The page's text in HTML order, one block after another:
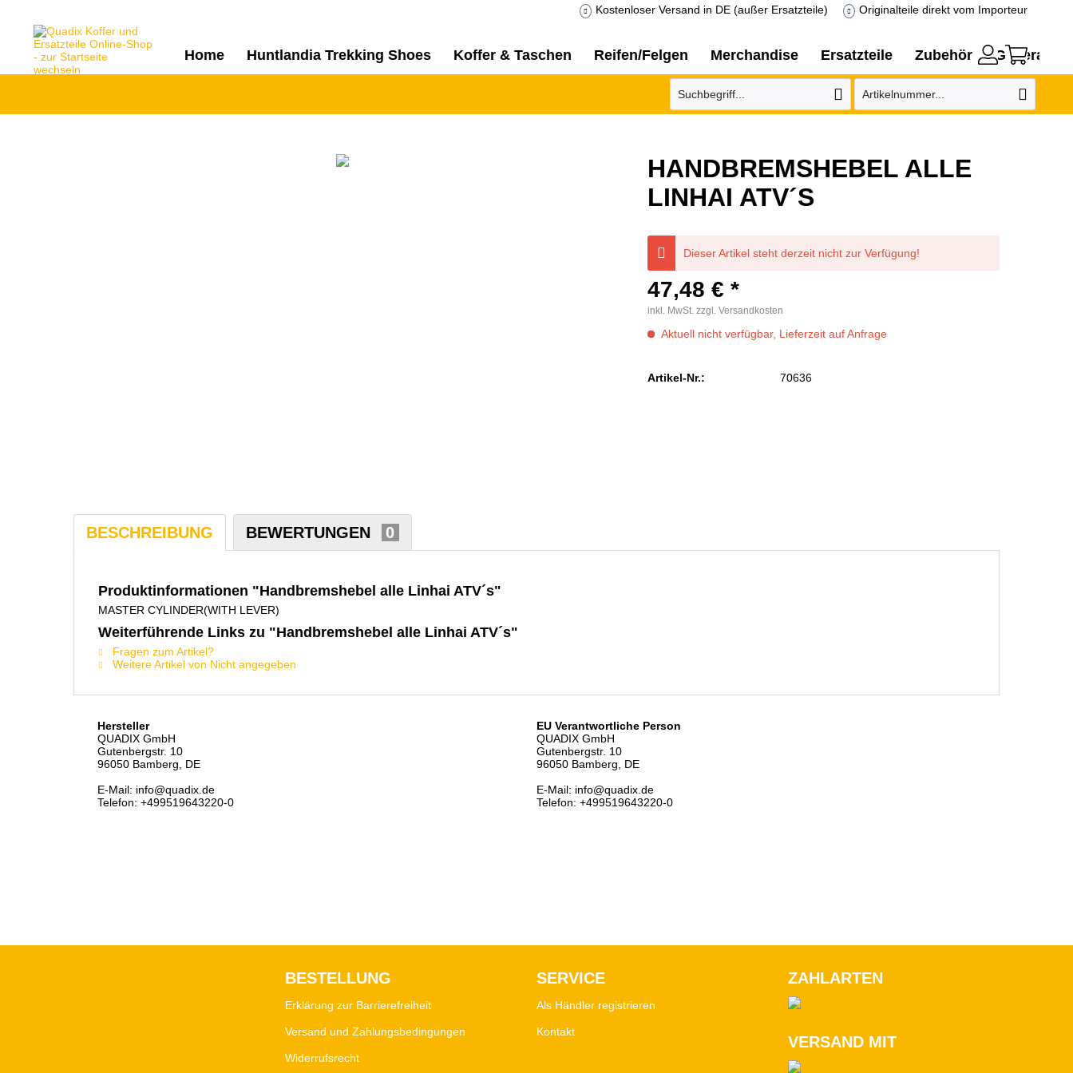
Kostenloser Versand in DE (außer Ersatzteile) Originalteile direkt vom Importeur
Home Huntlandia Trekking Shoes Koffer & Taschen Reifen/Felgen Merchandise Ersatzteile Zubehör
HANDBREMSHEBEL ALLE
LINHAI ATV´S
Dieser Artikel steht derzeit nicht zur Verfügung!
47,48 € *
inkl. MwSt.zzgl. Versandkosten
Aktuell nicht verfügbar, Lieferzeit auf Anfrage
Artikel-Nr.: 70636
BESCHREIBUNG BEWERTUNGEN 0
Produktinformationen "Handbremshebel alle Linhai ATV´s"
MASTER CYLINDER(WITH LEVER)
Weiterführende Links zu "Handbremshebel alle Linhai ATV´s"
Fragen zum Artikel?
Weitere Artikel von Nicht angegeben
Hersteller
QUADIX GmbH
Gutenbergstr. 10
96050 Bamberg, DE
E-Mail: info@quadix.de
Telefon: +499519643220-0
EU Verantwortliche Person
QUADIX GmbH
Gutenbergstr. 10
96050 Bamberg, DE
E-Mail: info@quadix.de
Telefon: +499519643220-0
BESTELLUNG
Erklärung zur Barrierefreiheit
Versand und Zahlungsbedingungen
Widerrufsrecht
SERVICE
Als Händler registrieren
Kontakt
ZAHLARTEN
VERSAND MIT